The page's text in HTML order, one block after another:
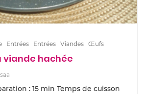
Entrées Entrées Viandes Œufs
viande hachée
: 15 min Temps de cuisson